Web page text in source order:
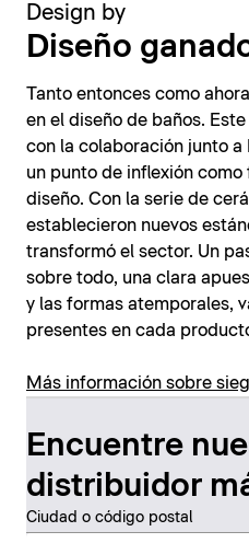
Design by
Diseño
Tanto entonces como
en el diseño de baños.
con la colaboración junto a
un punto de inflexión
diseño. Con la serie de
establecieron nuevos
transformó el sector. Un
sobre todo, una clara
y las formas atemporales,
presentes en cada
Más información sobre
Encuentre
distribuidor
Ciudad o código postal